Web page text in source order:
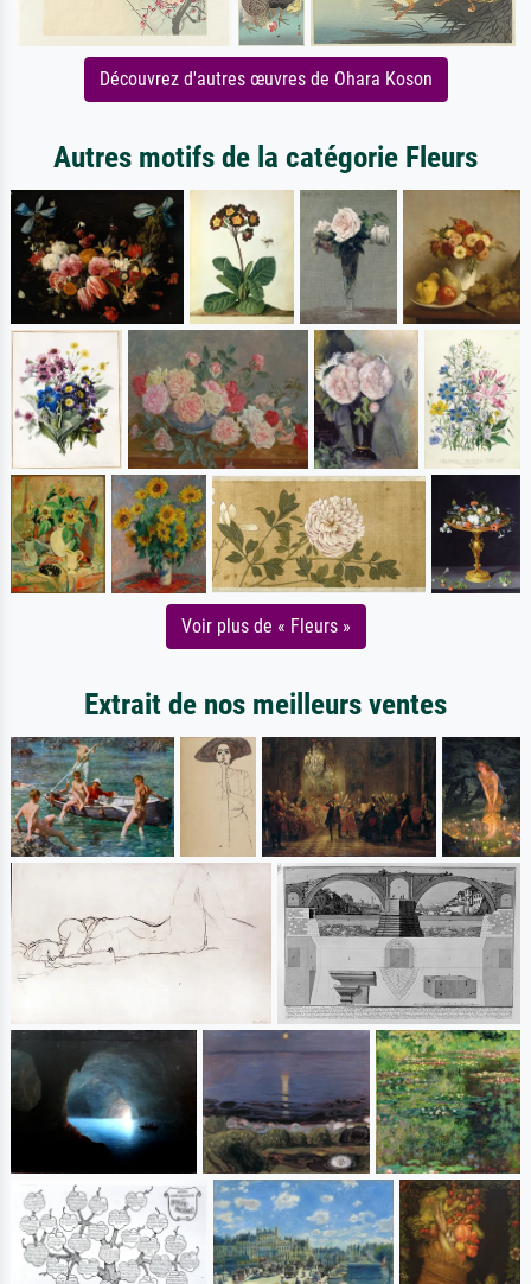
Découvrez d'autres œuvres de Ohara Koson
Autres motifs de la catégorie Fleurs
Voir plus de « Fleurs »
Extrait de nos meilleurs ventes